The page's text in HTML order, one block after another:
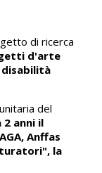
di ricerca
d'arte
del
anni il
Anffas
la